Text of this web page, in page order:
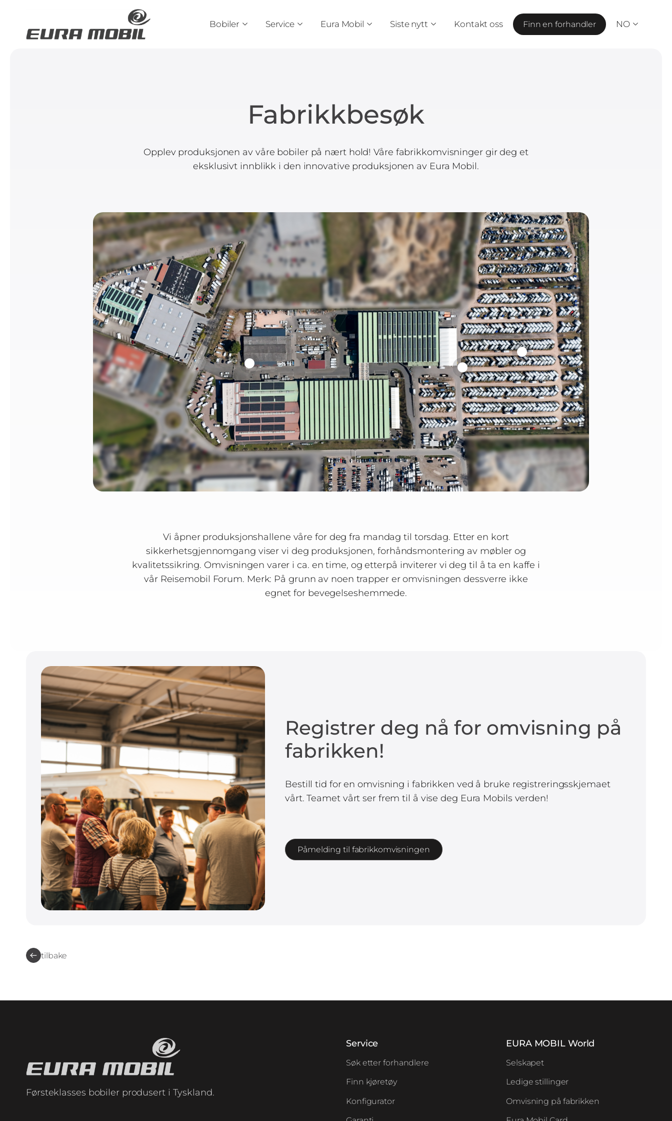
Bobiler Service Eura Mobil Siste nytt Kontakt oss Finn en forhandler NO
Fabrikkbesøk
Opplev produksjonen av våre bobiler på nært hold! Våre fabrikkomvisninger gir deg et
eksklusivt innblikk i den innovative produksjonen av Eura Mobil.
Vi åpner produksjonshallene våre for deg fra mandag til torsdag. Etter en kort
sikkerhetsgjennomgang viser vi deg produksjonen, forhåndsmontering av møbler og
kvalitetssikring. Omvisningen varer i ca. en time, og etterpå inviterer vi deg til å ta en kaffe i
vår Reisemobil Forum. Merk: På grunn av noen trapper er omvisningen dessverre ikke
egnet for bevegelseshemmede.
Registrer deg nå for omvisning på
fabrikken!
Bestill tid for en omvisning i fabrikken ved å bruke registreringsskjemaet
vårt. Teamet vårt ser frem til å vise deg Eura Mobils verden!
Påmelding til fabrikkomvisningen
tilbake
Førsteklasses bobiler produsert i Tyskland.
Service
Søk etter forhandlere
Finn kjøretøy
Konfigurator
EURA MOBIL World
Selskapet
Ledige stillinger
Omvisning på fabrikken